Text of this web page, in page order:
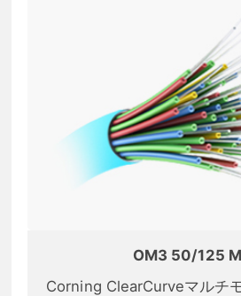
OM3 50/125
Corning ClearCurveマルチ